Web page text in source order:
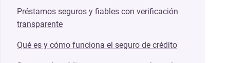
Préstamos seguros y fiables con verificación
transparente
Qué es y cómo funciona el seguro de crédito